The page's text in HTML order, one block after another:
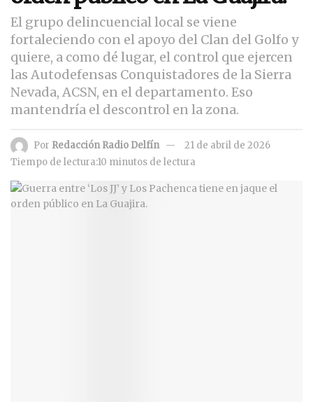
El grupo delincuencial local se viene
fortaleciendo con el apoyo del Clan del Golfo y
quiere, a como dé lugar, el control que ejercen
las Autodefensas Conquistadores de la Sierra
Nevada, ACSN, en el departamento. Eso
mantendría el descontrol en la zona.
Por Redacción Radio Delfín
21 de abril de 2026
Tiempo de lectura:10 minutos de lectura